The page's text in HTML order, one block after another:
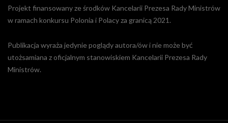
Projekt finansowany ze środków Kancelarii Prezesa Rady Ministrów
w ramach konkursu Polonia i Polacy za granicą 2021.
Publikacja wyraża jedynie poglądy autora/ów i nie może być
utożsamiana z oficjalnym stanowiskiem Kancelarii Prezesa Rady
Ministrów.